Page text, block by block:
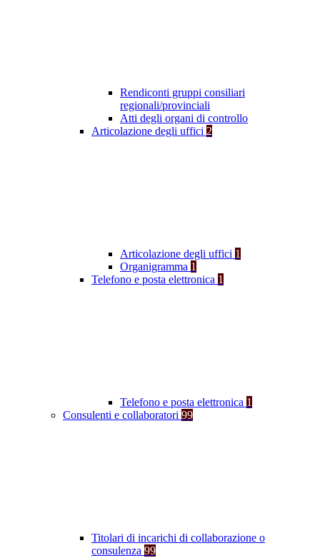
Rendiconti gruppi consiliari
regionali/provinciali
Atti degli organi di controllo
Articolazione degli uffici 2
Articolazione degli uffici 1
Organigramma 1
Telefono e posta elettronica 1
Telefono e posta elettronica 1
Consulenti e collaboratori 99
Titolari di incarichi di collaborazione o
consulenza 99